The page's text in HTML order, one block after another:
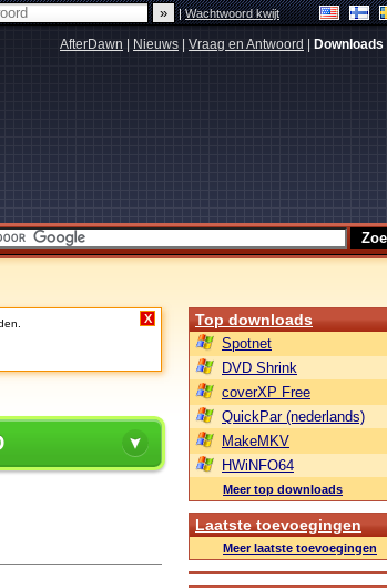
|Wachtwoord kwijt
AfterDawn Nieuws Vraag en Antwoord Downloads
X Top downloads
Spotnet
DVD Shrink
coverXP Free
QuickPar (nederlands)
MakeMKV
HWiNFO64
Meer top downloads
Laatste toevoegingen
Meer laatste toevoegingen